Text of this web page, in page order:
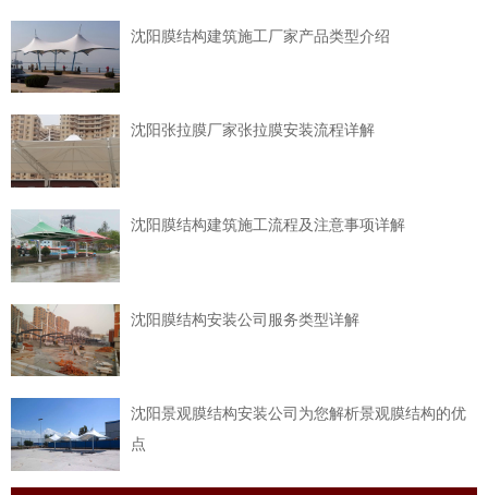
沈阳膜结构建筑施工厂家产品类型介绍
沈阳张拉膜厂家张拉膜安装流程详解
沈阳膜结构建筑施工流程及注意事项详解
沈阳膜结构安装公司服务类型详解
沈阳景观膜结构安装公司为您解析景观膜结构的优
点